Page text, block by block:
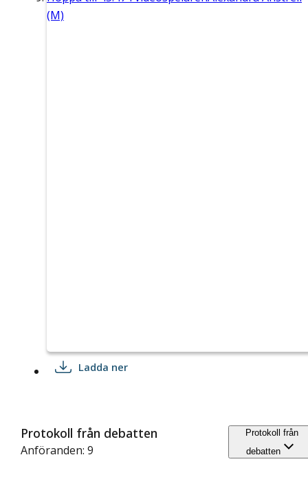
(M)
Ladda ner
Protokoll från debatten
Anföranden: 9
Protokoll från
debatten